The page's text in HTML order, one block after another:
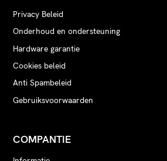
Privacy Beleid
Onderhoud en ondersteuning
Hardware garantie
Cookies beleid
Anti Spambeleid
Gebruiksvoorwaarden
COMPANTIE